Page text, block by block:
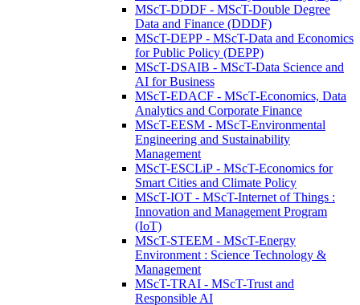
MScT-DDDF - MScT-Double Degree
Data and Finance (DDDF)
MScT-DEPP - MScT-Data and Economics
for Public Policy (DEPP)
MScT-DSAIB - MScT-Data Science and
AI for Business
MScT-EDACF - MScT-Economics, Data
Analytics and Corporate Finance
MScT-EESM - MScT-Environmental
Engineering and Sustainability
Management
MScT-ESCLiP - MScT-Economics for
Smart Cities and Climate Policy
MScT-IOT - MScT-Internet of Things :
Innovation and Management Program
(IoT)
MScT-STEEM - MScT-Energy
Environment : Science Technology &
Management
MScT-TRAI - MScT-Trust and
Responsible AI